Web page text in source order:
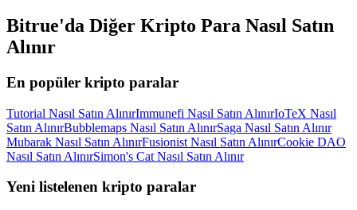
Bitrue'da Diğer Kripto Para Nasıl Satın
Alınır
En popüler kripto paralar
Tutorial Nasıl Satın AlınırImmunefi Nasıl Satın AlınırIoTeX Nasıl
Satın AlınırBubblemaps Nasıl Satın AlınırSaga Nasıl Satın Alınır
Mubarak Nasıl Satın AlınırFusionist Nasıl Satın AlınırCookie DAO
Nasıl Satın AlınırSimon's Cat Nasıl Satın Alınır
Yeni listelenen kripto paralar